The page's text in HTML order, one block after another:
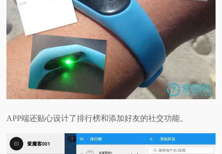
APP端还贴心设计了排行榜和添加好友的社交功能。